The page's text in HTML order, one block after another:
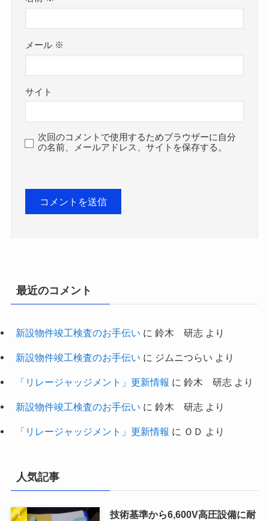
メール ※
サイト
次回のコメントで使用するためブラウザーに自分
の名前、メールアドレス、サイトを保存する。
最近のコメント
新設物件竣工検査のお手伝い に 鈴木 研志より
新設物件竣工検査のお手伝い に ジムニつらい より
「リレージャッジメント」更新情報 に 鈴木 研志より
新設物件竣工検査のお手伝い に 鈴木 研志より
「リレージャッジメント」更新情報 に ＯＤ より
人気記事
技術基準から6,600V高圧設備に耐